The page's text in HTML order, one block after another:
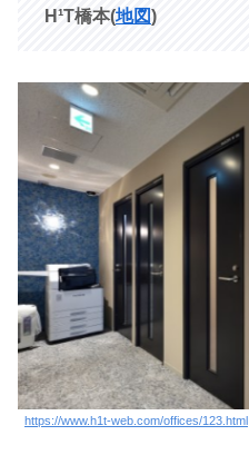
H¹T橋本(地図)
https://www.h1t-web.com/offices/123.html